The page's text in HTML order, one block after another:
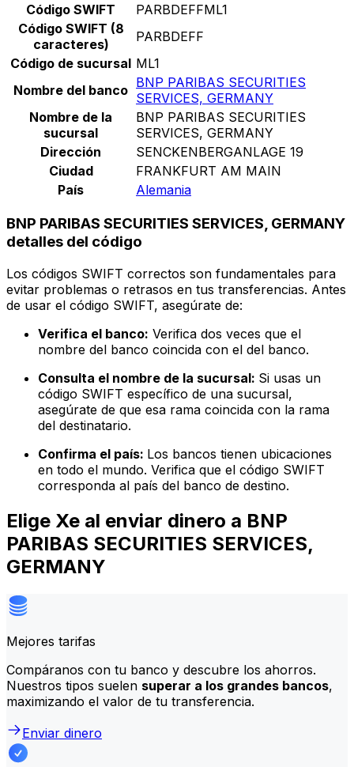
Código SWIFT
PARBDEFFML1
Código SWIFT (8
caracteres)
PARBDEFF
Código de sucursal ML1
Nombre del banco BNP PARIBAS SECURITIES
SERVICES, GERMANY
Nombre de la
sucursal
BNP PARIBAS SECURITIES
SERVICES, GERMANY
Dirección
SENCKENBERGANLAGE 19
Ciudad
FRANKFURT AM MAIN
País
Alemania
BNP PARIBAS SECURITIES SERVICES, GERMANY
detalles del código
Los códigos SWIFT correctos son fundamentales para
evitar problemas o retrasos en tus transferencias. Antes
de usar el código SWIFT, asegúrate de:
Verifica el banco: Verifica dos veces que el
nombre del banco coincida con el del banco.
Consulta el nombre de la sucursal: Si usas un
código SWIFT específico de una sucursal,
asegúrate de que esa rama coincida con la rama
del destinatario.
Confirma el país: Los bancos tienen ubicaciones
en todo el mundo. Verifica que el código SWIFT
corresponda al país del banco de destino.
Elige Xe al enviar dinero a BNP
PARIBAS SECURITIES SERVICES,
GERMANY
Mejores tarifas
Compáranos con tu banco y descubre los ahorros.
Nuestros tipos suelen superar a los grandes bancos,
maximizando el valor de tu transferencia.
Enviar dinero